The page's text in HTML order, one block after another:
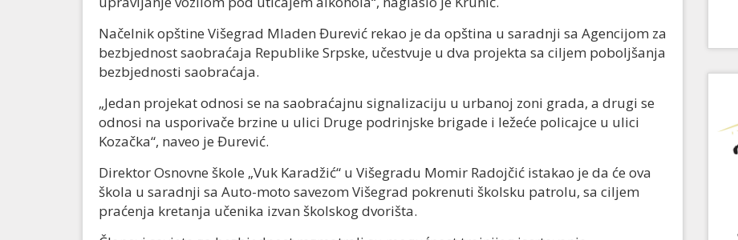
Načelnik opštine Višegrad Mladen Đurević rekao je da opština u saradnji sa Agencijom za
bezbjednost saobraćaja Republike Srpske, učestvuje u dva projekta sa ciljem poboljšanja
bezbjednosti saobraćaja.
„Jedan projekat odnosi se na saobraćajnu signalizaciju u urbanoj zoni grada, a drugi se
odnosi na usporivače brzine u ulici Druge podrinjske brigade i ležeće policajce u ulici
Kozačka“, naveo je Đurević.
Direktor Osnovne škole „Vuk Karadžić“ u Višegradu Momir Radojčić istakao je da će ova
škola u saradnji sa Auto-moto savezom Višegrad pokrenuti školsku patrolu, sa ciljem
praćenja kretanja učenika izvan školskog dvorišta.